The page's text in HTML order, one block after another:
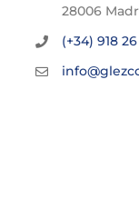
28006
(+34) 918